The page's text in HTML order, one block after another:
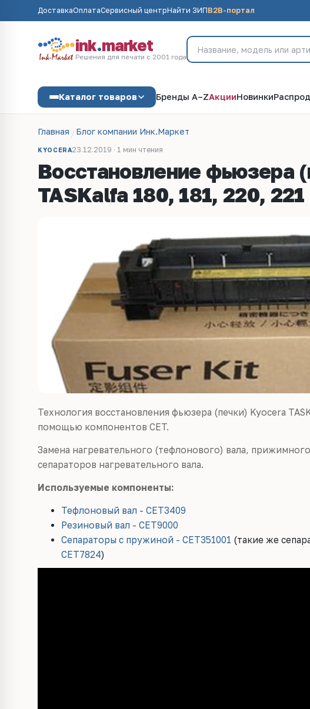
ДоставкаОплатаСервисный центрНайти ЗИПB2B-портал
ink.market
Решения для печати с 2001 года
Каталог товаров Бренды A–ZАкцииНовинки
Главная Блог компании Инк.Маркет
KYOCERA23.12.2019 · 1 мин чтения
Восстановление фьюзера
TASKalfa 180, 181, 220, 221
Технология восстановления фьюзера (печки) Kyocera
помощью компонентов CET.
Замена нагревательного (тефлонового) вала,
сепараторов нагревательного вала.
Используемые компоненты:
Тефлоновый вал - CET3409
Резиновый вал - CET9000
Сепараторы с пружиной - CET351001 (такие же
CET7824)